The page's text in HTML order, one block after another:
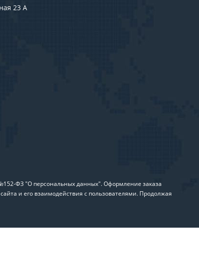
23 А
ФЗ "О персональных данных". Оформление заказа
и его взаимодействия с пользователями. Продолжая